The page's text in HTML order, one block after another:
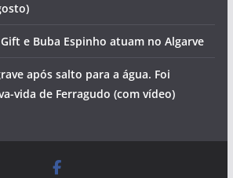
e Buba Espinho atuam no Algarve
após salto para a água. Foi
vida de Ferragudo (com vídeo)